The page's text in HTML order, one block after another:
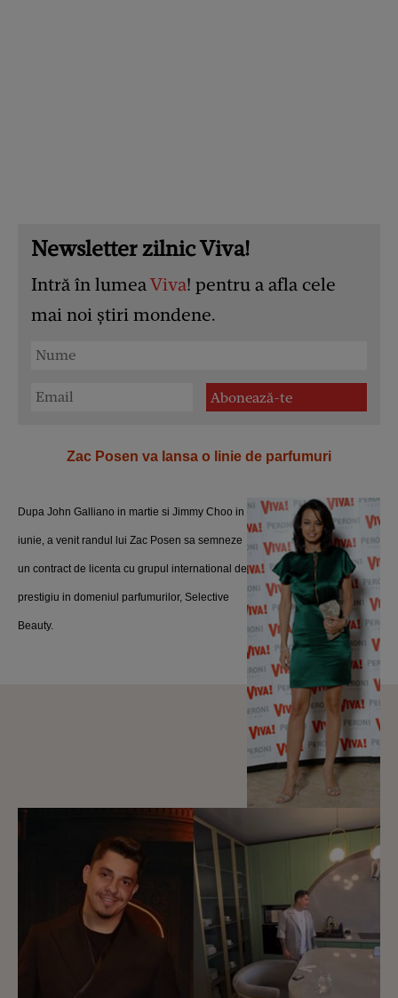
Newsletter zilnic Viva!
Intră în lumeaViva! pentru a afla cele
mai noi știri mondene.
Zac Posen va lansa o linie de parfumuri
Dupa John Galliano in martie si Jimmy Choo in
iunie, a venit randul lui Zac Posen sa semneze
un contract de licenta cu grupul international de
prestigiu in domeniul parfumurilor, Selective
Beauty.